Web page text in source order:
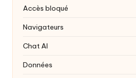
Accès bloqué
Navigateurs
Chat AI
Données